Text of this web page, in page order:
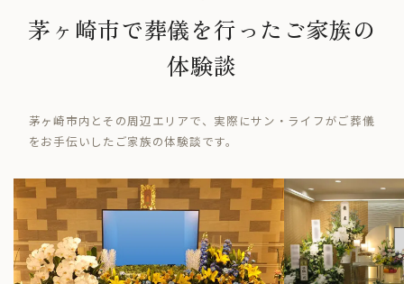
茅ヶ崎市で葬儀を行ったご家族の
体験談
茅ヶ崎市内とその周辺エリアで、実際にサン・ライフがご葬儀
をお手伝いしたご家族の体験談です。